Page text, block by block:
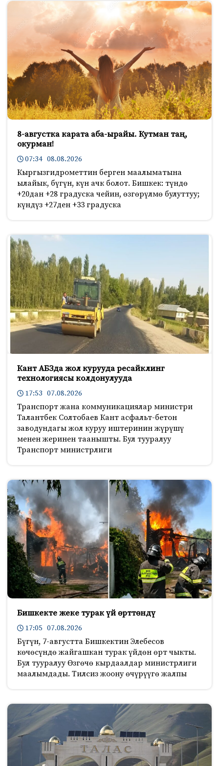
8-августка карата аба-ырайы. Кутман таң,
окурман!
07:34 08.08.2026
Кыргызгидрометтин берген маалыматына
ылайык, бүгүн, күн ачк болот. Бишкек: түндө
+20дан +28 градуска чейин, өзгөрүлмө булуттуу;
күндүз +27ден +33 градуска
Кант АБЗда жол курууда ресайклинг
технологиясы колдонулууда
17:53 07.08.2026
Транспорт жана коммуникациялар министри
Талантбек Солтобаев Кант асфальт-бетон
заводундагы жол куруу иштеринин жүрүшү
менен жеринен таанышты. Бул тууралуу
Транспорт министрлиги
Бишкекте жеке турак үй өрттөндү
17:05 07.08.2026
Бүгүн, 7-августта Бишкектин Элебесов
көчөсүндө жайгашкан турак үйдөн өрт чыкты.
Бул тууралуу Өзгөчө кырдаалдар министрлиги
маалымдады. Тилсиз жоону өчүрүүгө жалпы